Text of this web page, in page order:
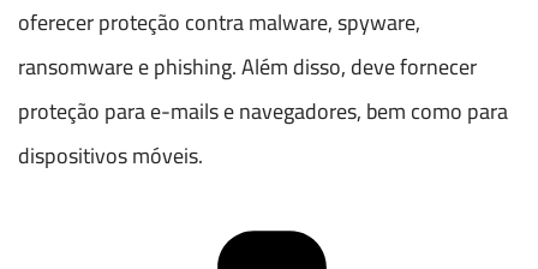
oferecer proteção contra malware, spyware,
ransomware e phishing. Além disso, deve fornecer
proteção para e-mails e navegadores, bem como para
dispositivos móveis.